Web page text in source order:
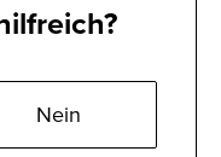
Nein